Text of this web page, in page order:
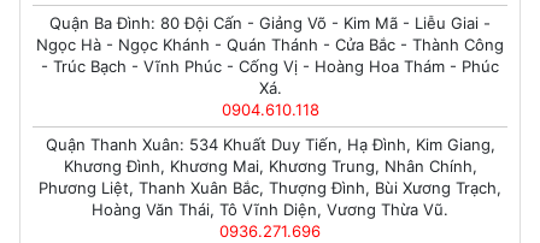
Quận Ba Đình: 80 Đội Cấn - Giảng Võ - Kim Mã - Liễu Giai -
Ngọc Hà - Ngọc Khánh - Quán Thánh - Cửa Bắc - Thành Công
- Trúc Bạch - Vĩnh Phúc - Cống Vị - Hoàng Hoa Thám - Phúc
Xá.
0904.610.118
Quận Thanh Xuân: 534 Khuất Duy Tiến, Hạ Đình, Kim Giang,
Khương Đình, Khương Mai, Khương Trung, Nhân Chính,
Phương Liệt, Thanh Xuân Bắc, Thượng Đình, Bùi Xương Trạch,
Hoàng Văn Thái, Tô Vĩnh Diện, Vương Thừa Vũ.
0936.271.696